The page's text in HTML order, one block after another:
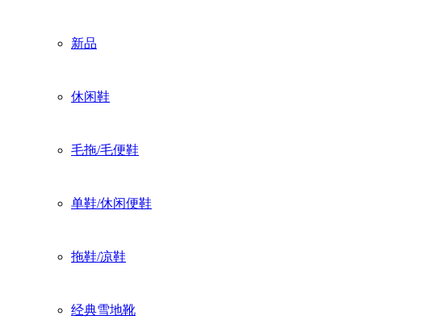
新品
休闲鞋
毛拖/毛便鞋
单鞋/休闲便鞋
拖鞋/凉鞋
经典雪地靴